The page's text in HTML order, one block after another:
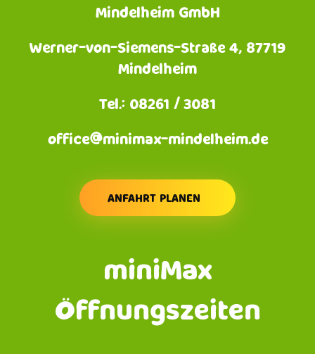
Mindelheim GmbH
Werner-von-Siemens-Straße 4, 87719
Mindelheim
Tel.: 08261 / 3081
office@minimax-mindelheim.de
ANFAHRT PLANEN
miniMax
Öffnungszeiten